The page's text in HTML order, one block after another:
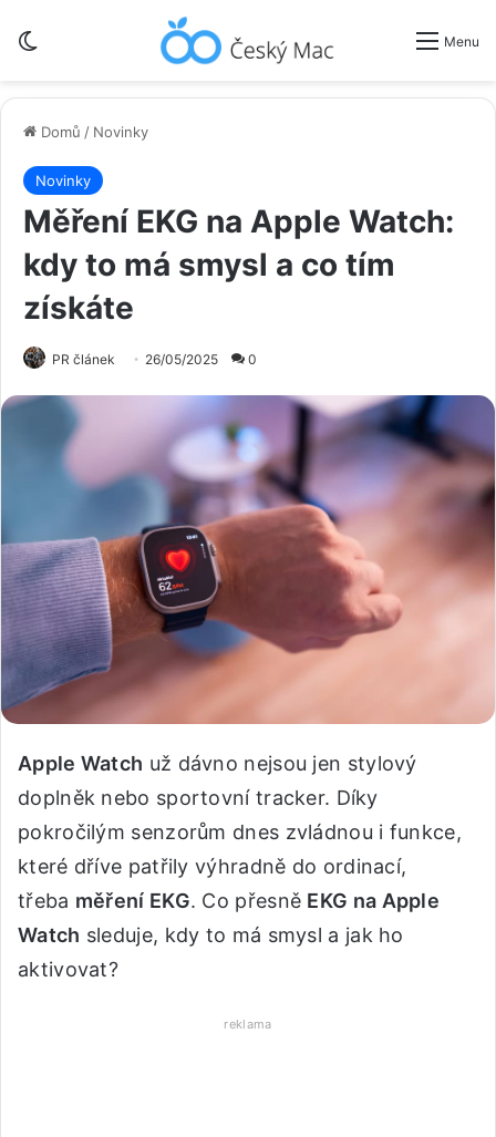
Menu
Domů / Novinky
Novinky
Měření EKG na Apple Watch:
kdy to má smysl a co tím
získáte
PR článek 26/05/2025 0
Apple Watch už dávno nejsou jen stylový
doplněk nebo sportovní tracker. Díky
pokročilým senzorům dnes zvládnou i funkce,
které dříve patřily výhradně do ordinací,
třeba měření EKG. Co přesně EKG na Apple
Watch sleduje, kdy to má smysl a jak ho
aktivovat?
reklama